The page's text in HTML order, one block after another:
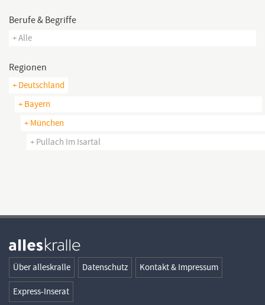
Berufe & Begriffe
+ Alle
Regionen
+ Deutschland
+ Bayern
+ München
+ Pullach Im Isartal
Über alleskralle Datenschutz Kontakt & Impressum
Express-Inserat